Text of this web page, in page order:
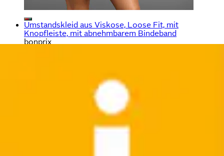
Umstandskleid aus Viskose, Loose Fit, mit
Knopfleiste, mit abnehmbarem Bindeband
bonprix